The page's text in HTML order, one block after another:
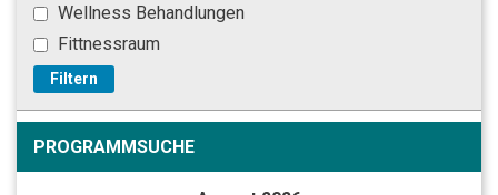
Wellness Behandlungen
Fittnessraum
Filtern
PROGRAMMSUCHE